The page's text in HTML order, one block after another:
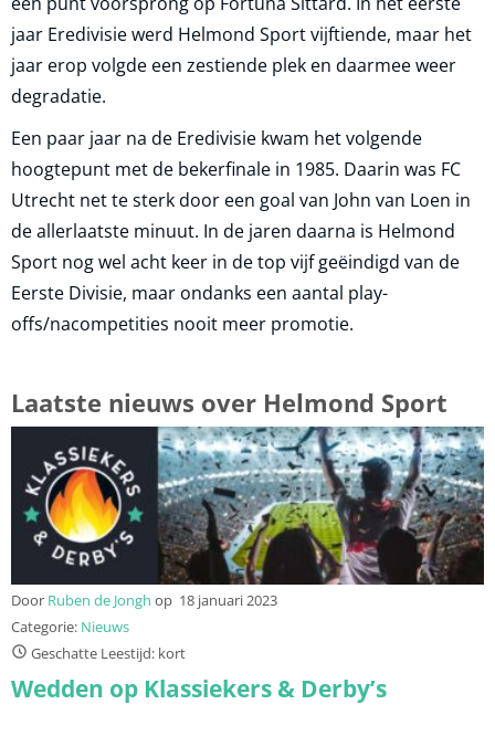
jaar Eredivisie werd Helmond Sport vijftiende, maar het
jaar erop volgde een zestiende plek en daarmee weer
degradatie.
Een paar jaar na de Eredivisie kwam het volgende
hoogtepunt met de bekerfinale in 1985. Daarin was FC
Utrecht net te sterk door een goal van John van Loen in
de allerlaatste minuut. In de jaren daarna is Helmond
Sport nog wel acht keer in de top vijf geëindigd van de
Eerste Divisie, maar ondanks een aantal play-
offs/nacompetities nooit meer promotie.
Laatste nieuws over Helmond Sport
Door Ruben de Jongh op 18 januari 2023
Categorie: Nieuws
Geschatte Leestijd: kort
Wedden op Klassiekers & Derby’s